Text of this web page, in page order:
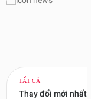
TẤT CẢ
Thay đổi mới nhất